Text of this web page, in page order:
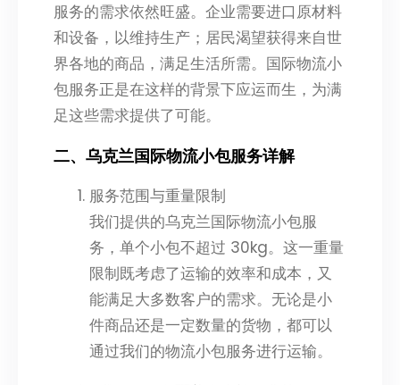
服务的需求依然旺盛。企业需要进口原材料
和设备，以维持生产；居民渴望获得来自世
界各地的商品，满足生活所需。国际物流小
包服务正是在这样的背景下应运而生，为满
足这些需求提供了可能。
二、乌克兰国际物流小包服务详解
服务范围与重量限制
我们提供的乌克兰国际物流小包服
务，单个小包不超过 30kg。这一重量
限制既考虑了运输的效率和成本，又
能满足大多数客户的需求。无论是小
件商品还是一定数量的货物，都可以
通过我们的物流小包服务进行运输。